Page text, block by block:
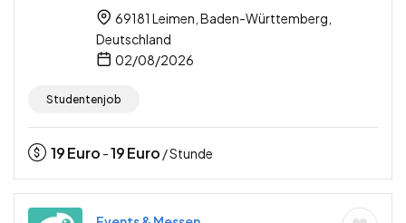
69181 Leimen, Baden-Württemberg,
Deutschland
02/08/2026
Studentenjob
19Euro -19Euro / Stunde